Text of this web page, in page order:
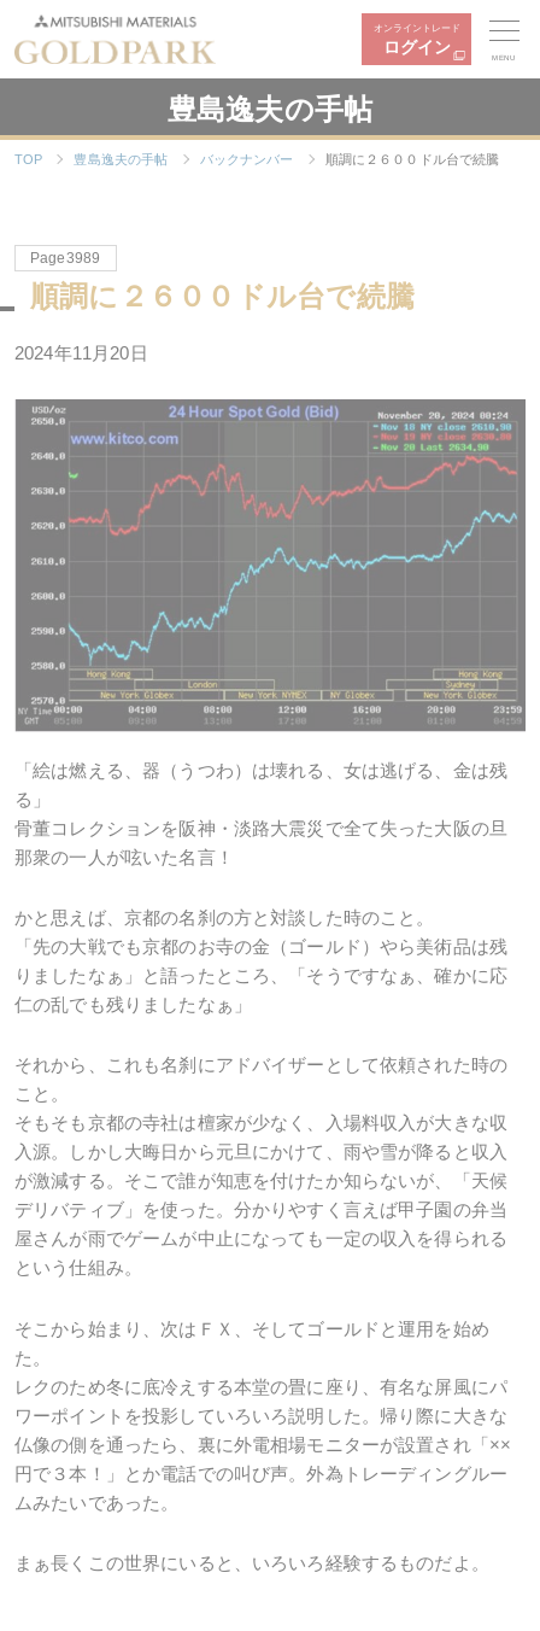
オンライントレード
ログイン
MENU
豊島逸夫の手帖
TOP 豊島逸夫の手帖 バックナンバー 順調に２６００ドル台で続騰
Page3989
順調に２６００ドル台で続騰
2024年11月20日
「絵は燃える、器（うつわ）は壊れる、女は逃げる、金は残
る」
骨董コレクションを阪神・淡路大震災で全て失った大阪の旦
那衆の一人が呟いた名言！
かと思えば、京都の名刹の方と対談した時のこと。
「先の大戦でも京都のお寺の金（ゴールド）やら美術品は残
りましたなぁ」と語ったところ、「そうですなぁ、確かに応
仁の乱でも残りましたなぁ」
それから、これも名刹にアドバイザーとして依頼された時の
こと。
そもそも京都の寺社は檀家が少なく、入場料収入が大きな収
入源。しかし大晦日から元旦にかけて、雨や雪が降ると収入
が激減する。そこで誰が知恵を付けたか知らないが、「天候
デリバティブ」を使った。分かりやすく言えば甲子園の弁当
屋さんが雨でゲームが中止になっても一定の収入を得られる
という仕組み。
そこから始まり、次はＦＸ、そしてゴールドと運用を始め
た。
レクのため冬に底冷えする本堂の畳に座り、有名な屏風にパ
ワーポイントを投影していろいろ説明した。帰り際に大きな
仏像の側を通ったら、裏に外電相場モニターが設置され「××
円で３本！」とか電話での叫び声。外為トレーディングルー
ムみたいであった。
まぁ長くこの世界にいると、いろいろ経験するものだよ。